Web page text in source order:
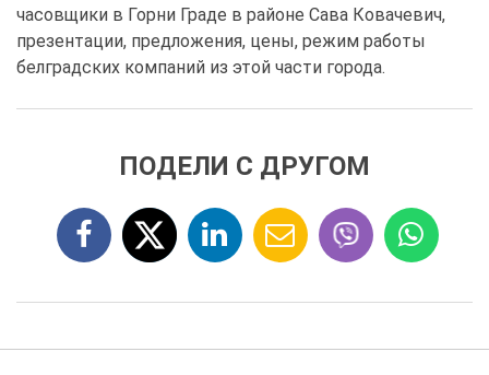
часовщики в Горни Граде в районе Сава Ковачевич,
презентации, предложения, цены, режим работы
белградских компаний из этой части города.
ПОДЕЛИ С ДРУГОМ